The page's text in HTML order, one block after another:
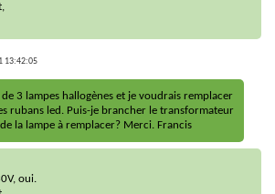
13:42:05
3 lampes hallogènes et je voudrais remplacer
rubans led. Puis-je brancher le transformateur
la lampe à remplacer? Merci. Francis
oui.